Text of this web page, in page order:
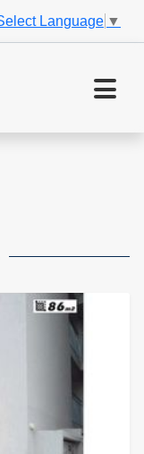
Language ▼